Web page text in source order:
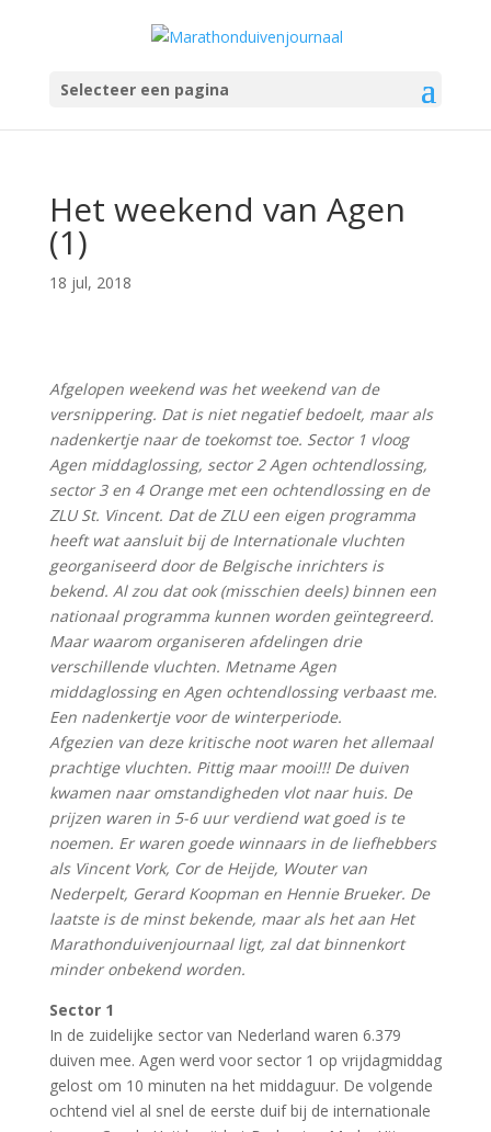
Selecteer een pagina
Het weekend van Agen
(1)
18 jul, 2018
Afgelopen weekend was het weekend van de
versnippering. Dat is niet negatief bedoelt, maar als
nadenkertje naar de toekomst toe. Sector 1 vloog
Agen middaglossing, sector 2 Agen ochtendlossing,
sector 3 en 4 Orange met een ochtendlossing en de
ZLU St. Vincent. Dat de ZLU een eigen programma
heeft wat aansluit bij de Internationale vluchten
georganiseerd door de Belgische inrichters is
bekend. Al zou dat ook (misschien deels) binnen een
nationaal programma kunnen worden geïntegreerd.
Maar waarom organiseren afdelingen drie
verschillende vluchten. Metname Agen
middaglossing en Agen ochtendlossing verbaast me.
Een nadenkertje voor de winterperiode.
Afgezien van deze kritische noot waren het allemaal
prachtige vluchten. Pittig maar mooi!!! De duiven
kwamen naar omstandigheden vlot naar huis. De
prijzen waren in 5-6 uur verdiend wat goed is te
noemen. Er waren goede winnaars in de liefhebbers
als Vincent Vork, Cor de Heijde, Wouter van
Nederpelt, Gerard Koopman en Hennie Brueker. De
laatste is de minst bekende, maar als het aan Het
Marathonduivenjournaal ligt, zal dat binnenkort
minder onbekend worden.
Sector 1
In de zuidelijke sector van Nederland waren 6.379
duiven mee. Agen werd voor sector 1 op vrijdagmiddag
gelost om 10 minuten na het middaguur. De volgende
ochtend viel al snel de eerste duif bij de internationale